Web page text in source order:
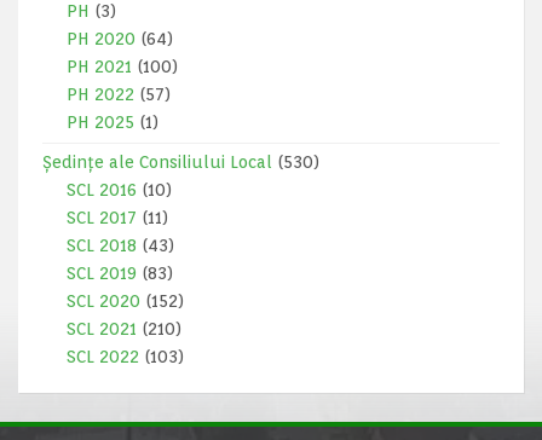
PH (3)
PH 2020 (64)
PH 2021 (100)
PH 2022 (57)
PH 2025 (1)
Ședințe ale Consiliului Local
(530)
SCL 2016 (10)
SCL 2017 (11)
SCL 2018 (43)
SCL 2019 (83)
SCL 2020 (152)
SCL 2021 (210)
SCL 2022 (103)